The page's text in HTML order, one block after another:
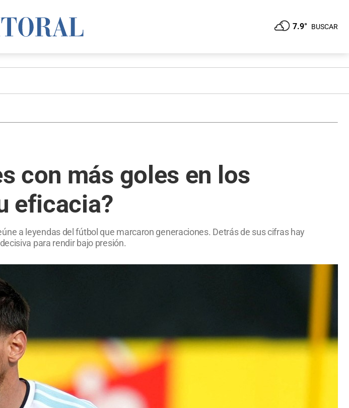
7.9° BUSCAR
con más goles en los
eficacia?
a leyendas del fútbol que marcaron generaciones. Detrás de sus cifras hay
para rendir bajo presión.